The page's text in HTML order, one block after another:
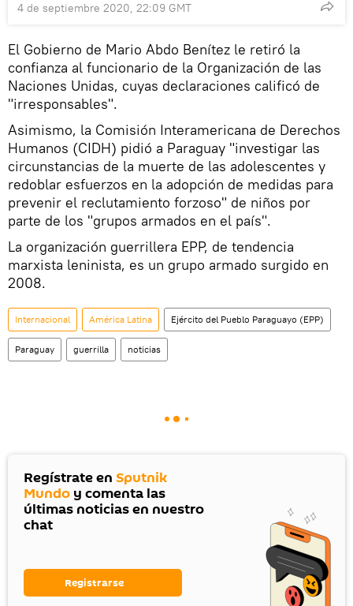
4 de septiembre 2020, 22:09 GMT
El Gobierno de Mario Abdo Benítez le retiró la
confianza al funcionario de la Organización de las
Naciones Unidas, cuyas declaraciones calificó de
"irresponsables".
Asimismo, la Comisión Interamericana de Derechos
Humanos (CIDH) pidió a Paraguay "investigar las
circunstancias de la muerte de las adolescentes y
redoblar esfuerzos en la adopción de medidas para
prevenir el reclutamiento forzoso" de niños por
parte de los "grupos armados en el país".
La organización guerrillera EPP, de tendencia
marxista leninista, es un grupo armado surgido en
2008.
Internacional América Latina Ejército del Pueblo Paraguayo (EPP)
Paraguay guerrilla noticias
Regístrate en Sputnik
Mundo y comenta las
últimas noticias en nuestro
chat
Registrarse